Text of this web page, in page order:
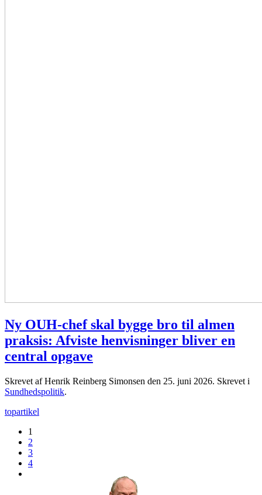
Ny OUH-chef skal bygge bro til almen
praksis: Afviste henvisninger bliver en
central opgave
Skrevet af Henrik Reinberg Simonsen den 25. juni 2026. Skrevet i
Sundhedspolitik.
topartikel
1
2
3
4